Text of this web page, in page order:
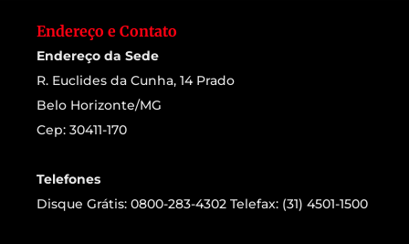
Endereço e Contato
Endereço da Sede
R. Euclides da Cunha, 14 Prado
Belo Horizonte/MG
Cep: 30411-170
Telefones
Disque Grátis: 0800-283-4302 Telefax: (31) 4501-1500